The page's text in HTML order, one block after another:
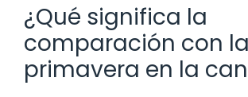
¿Qué significa la
comparación con la
primavera en la